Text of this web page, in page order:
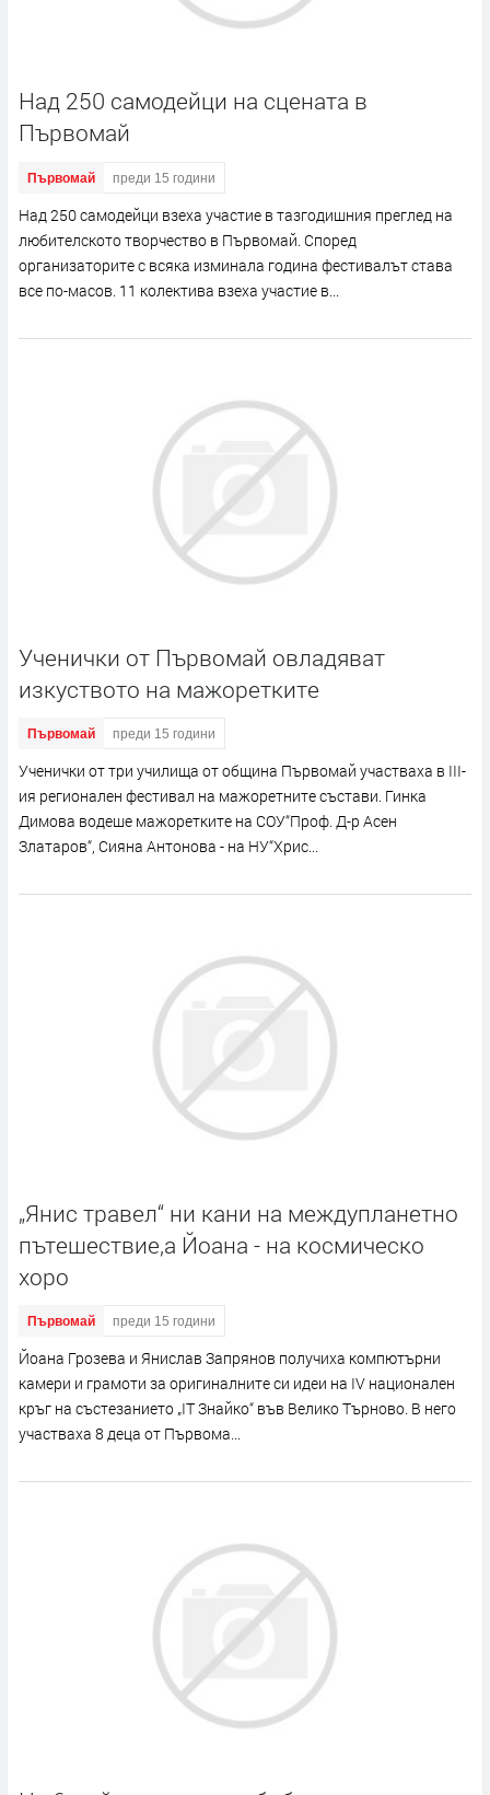
Над 250 самодейци на сцената в
Първомай
Първомай преди 15 години
Над 250 самодейци взеха участие в тазгодишния преглед на
любителското творчество в Първомай. Според
организаторите с всяка изминала година фестивалът става
все по-масов. 11 колектива взеха участие в...
Ученички от Първомай овладяват
изкуството на мажоретките
Първомай преди 15 години
Ученички от три училища от община Първомай участваха в III-
ия регионален фестивал на мажоретните състави. Гинка
Димова водеше мажоретките на СОУ“Проф. Д-р Асен
Златаров“, Сияна Антонова - на НУ“Хрис...
„Янис травел“ ни кани на междупланетно
пътешествие,а Йоана - на космическо
хоро
Първомай преди 15 години
Йоана Грозева и Янислав Запрянов получиха компютърни
камери и грамоти за оригиналните си идеи на IV национален
кръг на състезанието „IT Знайко“ във Велико Търново. В него
участваха 8 деца от Първома...